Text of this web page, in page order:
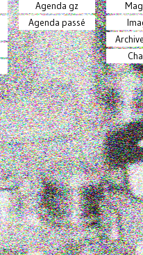
Agenda gz
Agenda passé